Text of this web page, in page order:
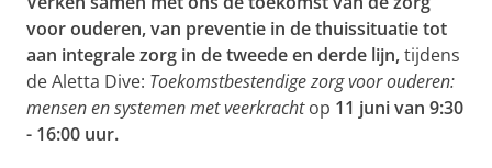
voor ouderen, van preventie in de thuissituatie tot
aan integrale zorg in de tweede en derde lijn,tijdens
de Aletta Dive: Toekomstbestendige zorg voor ouderen:
mensen en systemen met veerkrachtop 11 juni van 9:30
- 16:00 uur.